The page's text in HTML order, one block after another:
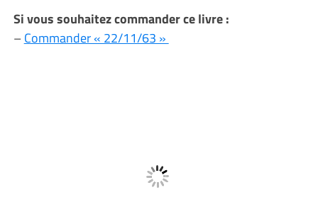
Si vous souhaitez commander ce livre :
–Commander « 22/11/63 »